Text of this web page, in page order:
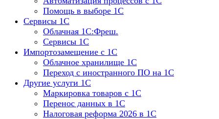
Помощь в выборе 1С
Сервисы 1С
Облачная 1С:Фреш.
Сервисы 1С
Импортозамещение с 1С
Облачное хранилище 1С
Переход с иностранного ПО на 1С
Другие услуги 1С
Маркировка товаров с 1С
Перенос данных в 1С
Налоговая реформа 2026 в 1С